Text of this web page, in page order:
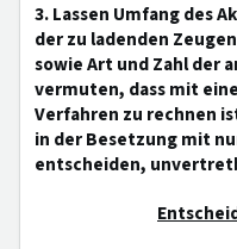
3. Lassen Umfang des
der zu ladenden
sowie Art und Zahl der
vermuten, dass mit
Verfahren zu rechnen
in der Besetzung mit
entscheiden,